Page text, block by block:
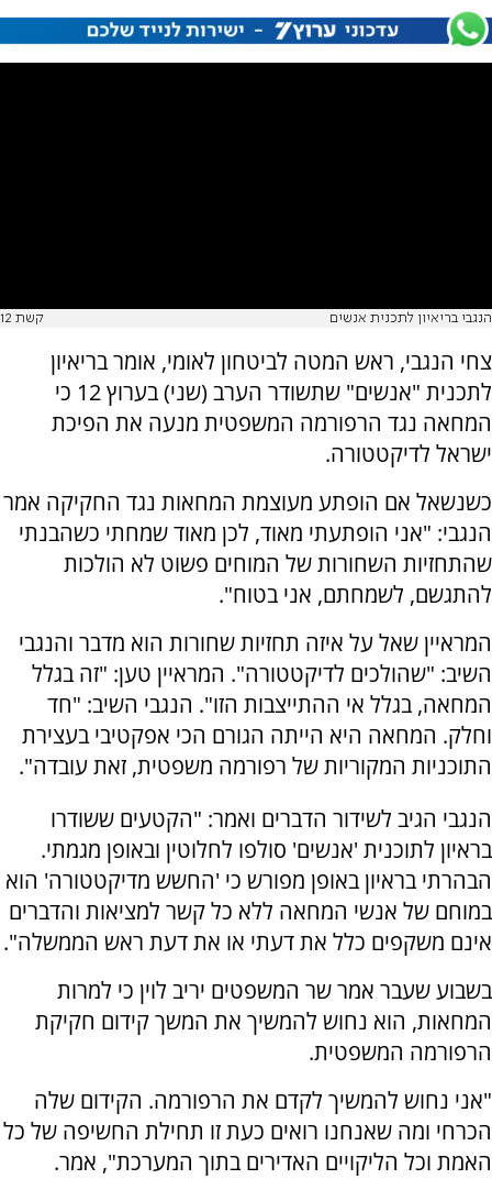
הנגבי בריאיון לתכנית אנשים קשת 12
צחי הנגבי, ראש המטה לביטחון לאומי, אומר בריאיון
לתכנית "אנשים" שתשודר הערב (שני) בערוץ 12 כי
המחאה נגד הרפורמה המשפטית מנעה את הפיכת
ישראל לדיקטטורה.
כשנשאל אם הופתע מעוצמת המחאות נגד החקיקה אמר
הנגבי: "אני הופתעתי מאוד, לכן מאוד שמחתי כשהבנתי
שהתחזיות השחורות של המוחים פשוט לא הולכות
להתגשם, לשמחתם, אני בטוח".
המראיין שאל על איזה תחזיות שחורות הוא מדבר והנגבי
השיב: "שהולכים לדיקטטורה". המראיין טען: "זה בגלל
המחאה, בגלל אי ההתייצבות הזו". הנגבי השיב: "חד
וחלק. המחאה היא הייתה הגורם הכי אפקטיבי בעצירת
התוכניות המקוריות של רפורמה משפטית, זאת עובדה".
הנגבי הגיב לשידור הדברים ואמר: "הקטעים ששודרו
בראיון לתוכנית 'אנשים' סולפו לחלוטין ובאופן מגמתי.
הבהרתי בראיון באופן מפורש כי 'החשש מדיקטטורה' הוא
במוחם של אנשי המחאה ללא כל קשר למציאות והדברים
אינם משקפים כלל את דעתי או את דעת ראש הממשלה".
בשבוע שעבר אמר שר המשפטים יריב לוין כי למרות
המחאות, הוא נחוש להמשיך את המשך קידום חקיקת
הרפורמה המשפטית.
"אני נחוש להמשיך לקדם את הרפורמה. הקידום שלה
הכרחי ומה שאנחנו רואים כעת זו תחילת החשיפה של כל
האמת וכל הליקויים האדירים בתוך המערכת", אמר.